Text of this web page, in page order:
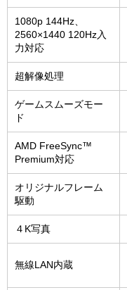
1080p 144Hz、
2560×1440 120Hz入
力対応
超解像処理
ゲームスムーズモー
ド
AMD FreeSync™
Premium対応
オリジナルフレーム
駆動
４K写真
無線LAN内蔵